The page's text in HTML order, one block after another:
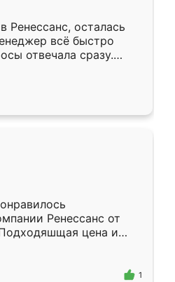
только здесь.
Ренессанс, осталась
всё быстро
отвечала сразу.
субботу, подошёл к
Собрали
аккуратно, даже
Ренессанс от
цена и
Приехавший
Владислав
эскизу самый
1